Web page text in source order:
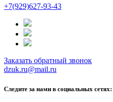
+7(929)627-93-43
Заказать обратный звонок
dzuk.ru@mail.ru
Следите за нами в социальных сетях: